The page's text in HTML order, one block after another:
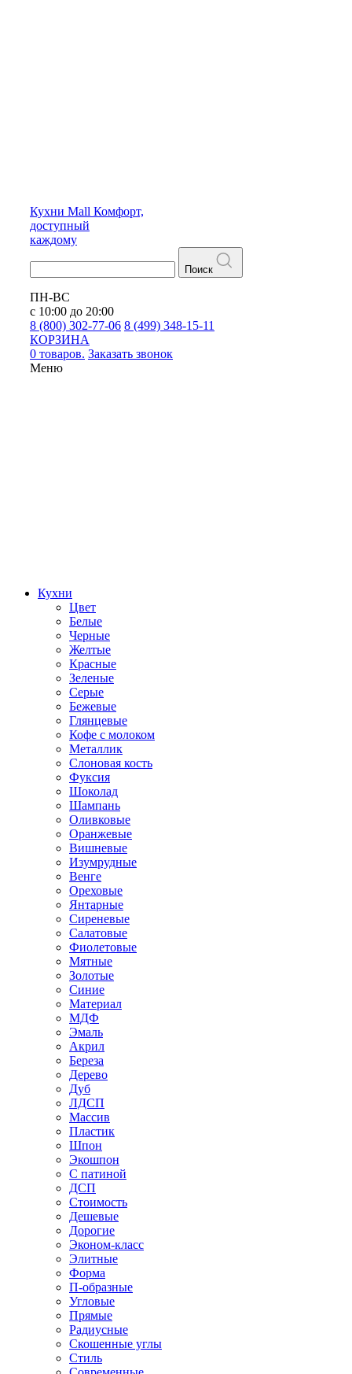
Кухни Mall Комфорт,
доступный
каждому
Поиск
ПН-ВС
с 10:00 до 20:00
8 (800) 302-77-06 8 (499) 348-15-11
КОРЗИНА
0 товаров. Заказать звонок
Меню
Кухни
Цвет
Белые
Черные
Желтые
Красные
Зеленые
Серые
Бежевые
Глянцевые
Кофе с молоком
Металлик
Слоновая кость
Фуксия
Шоколад
Шампань
Оливковые
Оранжевые
Вишневые
Изумрудные
Венге
Ореховые
Янтарные
Сиреневые
Салатовые
Фиолетовые
Мятные
Золотые
Синие
Материал
МДФ
Эмаль
Акрил
Береза
Дерево
Дуб
ЛДСП
Массив
Пластик
Шпон
Экошпон
С патиной
ДСП
Стоимость
Дешевые
Дорогие
Эконом-класс
Элитные
Форма
П-образные
Угловые
Прямые
Радиусные
Скошенные углы
Стиль